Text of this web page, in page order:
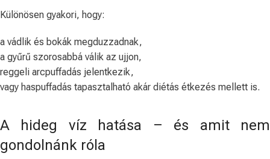
Különösen gyakori, hogy:
a vádlik és bokák megduzzadnak,
a gyűrű szorosabbá válik az ujjon,
reggeli arcpuffadás jelentkezik,
vagy haspuffadás tapasztalható akár diétás étkezés mellett is.
A hideg víz hatása – és amit nem
gondolnánk róla